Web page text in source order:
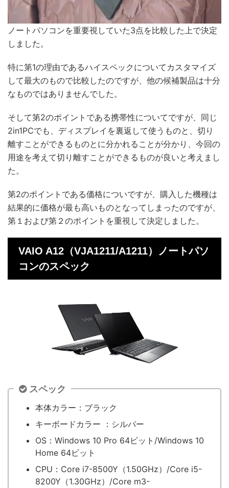
ノートパソコンを重要視していた3点を比較した上で決定
しました。
特に第1の理由であるハイスペックについてカスタマイズ
して最大のもので比較したのですが、他の候補製品は十分
なものではありませんでした。
そして第2のポイントである携帯性についてですが、同じ
2in1PCでも、ディスプレイを裏返して使うものと、切り
離すことができるものとに分かれることが分かり、今回の
用途を考えて切り離すことができるものが良いと考えまし
た。
第2のポイントである価格についですが、購入した機種は
結果的に価格が最も高いものとなってしまったのですが、
第１および第２のポイントを重視して決定しました。
VAIO A12（VJA1211/A1211）ノートパソ
コンのスペック
スペック
本体カラー：ブラック
キーボードカラー ：シルバー
OS：Windows 10 Pro 64ビット/Windows 10
Home 64ビット
CPU：Core i7-8500Y（1.50GHz）/Core i5-
8200Y（1.30GHz）/Core m3-